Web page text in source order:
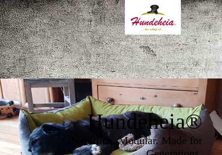
Hundeheia®
Natürlich. Modular. Made for